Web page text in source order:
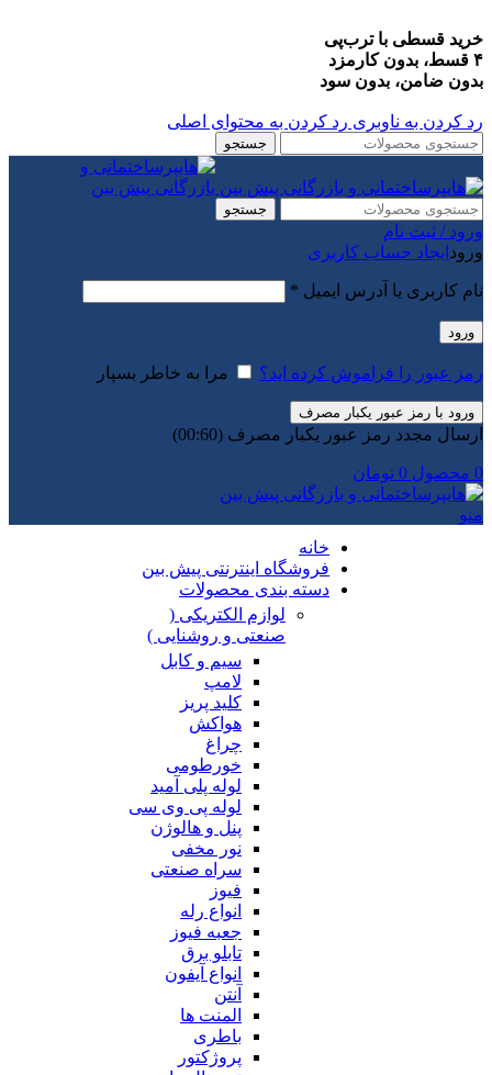
خرید قسطی با ترب‌پی
۴ قسط، بدون کارمزد
بدون ضامن، بدون سود
رد کردن به ناوبری رد کردن به محتوای اصلی
جستجو
جستجو
ورود / ثبت نام
ورود ایجاد حساب کاربری
نام کاربری یا آدرس ایمیل *
ورود
رمز عبور را فراموش کرده اید؟ مرا به خاطر بسپار
ورود با رمز عبور یکبار مصرف
ارسال مجدد رمز عبور یکبار مصرف (00:
60
)
0 محصول 0 تومان
منو
خانه
فروشگاه اینترنتی پیش بین
دسته بندی محصولات
لوازم الکتریکی (
صنعتی و روشنایی )
سیم و کابل
لامپ
کلید پریز
هواکش
چراغ
خورطومی
لوله پلی آمید
لوله پی وی سی
پنل و هالوژن
نور مخفی
سراه صنعتی
فیوز
انواع رله
جعبه فیوز
تابلو برق
انواع آیفون
آنتن
المنت ها
باطری
پروژکتور